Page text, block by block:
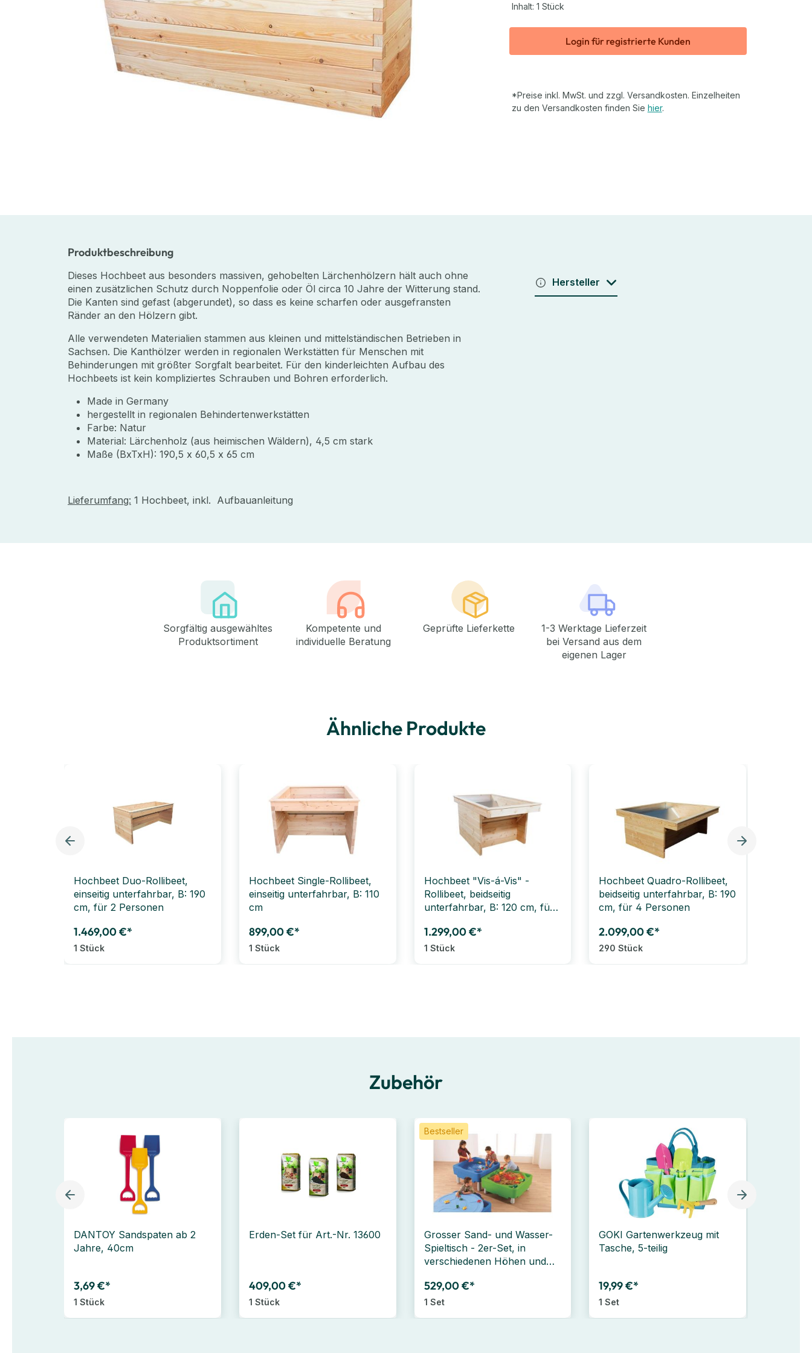
Inhalt: 1 Stück
Login für registrierte Kunden
*Preise inkl. MwSt. und zzgl. Versandkosten. Einzelheiten
zu den Versandkosten finden Sie hier.
Produktbeschreibung
Dieses Hochbeet aus besonders massiven, gehobelten Lärchenhölzern hält auch ohne
einen zusätzlichen Schutz durch Noppenfolie oder Öl circa 10 Jahre der Witterung stand.
Die Kanten sind gefast (abgerundet), so dass es keine scharfen oder ausgefransten
Ränder an den Hölzern gibt.
Alle verwendeten Materialien stammen aus kleinen und mittelständischen Betrieben in
Sachsen. Die Kanthölzer werden in regionalen Werkstätten für Menschen mit
Behinderungen mit größter Sorgfalt bearbeitet. Für den kinderleichten Aufbau des
Hochbeets ist kein kompliziertes Schrauben und Bohren erforderlich.
Made in Germany
hergestellt in regionalen Behindertenwerkstätten
Farbe: Natur
Material: Lärchenholz (aus heimischen Wäldern), 4,5 cm stark
Maße (BxTxH): 190,5 x 60,5 x 65 cm
Lieferumfang: 1 Hochbeet, inkl. Aufbauanleitung
Hersteller
Sorgfältig ausgewähltes
Produktsortiment
Kompetente und
individuelle Beratung
Geprüfte Lieferkette
1-3 Werktage Lieferzeit
bei Versand aus dem
eigenen Lager
Ähnliche Produkte
Hochbeet Duo-Rollibeet,
einseitig unterfahrbar, B: 190
cm, für 2 Personen
1.469,00 €*
1 Stück
Hochbeet Single-Rollibeet,
einseitig unterfahrbar, B: 110
cm
899,00 €*
1 Stück
Hochbeet "Vis-á-Vis" -
Rollibeet, beidseitig
unterfahrbar, B: 120 cm, für
1.299,00 €*
1 Stück
Hochbeet Quadro-Rollibeet,
beidseitig unterfahrbar, B: 190
cm, für 4 Personen
2.099,00 €*
290 Stück
Zubehör
DANTOY Sandspaten ab 2
Jahre, 40cm
3,69 €*
1 Stück
Erden-Set für Art.-Nr. 13600
409,00 €*
1 Stück
Bestseller
Grosser Sand- und Wasser-
Spieltisch - 2er-Set, in
verschiedenen Höhen und
529,00 €*
1 Set
GOKI Gartenwerkzeug mit
Tasche, 5-teilig
19,99 €*
1 Set